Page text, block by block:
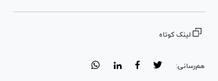
لینک کوتاه
هم‌رسانی: